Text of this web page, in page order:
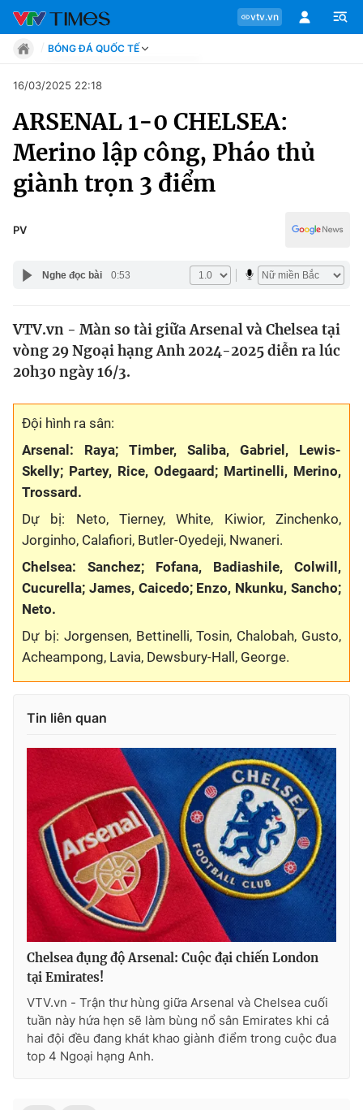
vtv.vn
Chuyên mục
Tin tức
Sự kiện
Bóng đá
Thể thao Điện tử
Các môn khác
VIDEO
Bên lề
BÓNG ĐÁ QUỐC TẾ
Move
Phong cách
Sự kiện
Bóng đá
Thể thao điện tử
16/03/2025 22:18
ARSENAL 1-0 CHELSEA:
Merino lập công, Pháo thủ
giành trọn 3 điểm
PV
Nghe đọc bài 0:53
VTV.vn - Màn so tài giữa Arsenal và Chelsea tại
vòng 29 Ngoại hạng Anh 2024-2025 diễn ra lúc
20h30 ngày 16/3.
Đội hình ra sân:
Arsenal: Raya; Timber, Saliba, Gabriel, Lewis-
Skelly; Partey, Rice, Odegaard; Martinelli, Merino,
Trossard.
Dự bị: Neto, Tierney, White, Kiwior, Zinchenko,
Jorginho, Calafiori, Butler-Oyedeji, Nwaneri.
Chelsea: Sanchez; Fofana, Badiashile, Colwill,
Cucurella; James, Caicedo; Enzo, Nkunku, Sancho;
Neto.
Dự bị: Jorgensen, Bettinelli, Tosin, Chalobah, Gusto,
Acheampong, Lavia, Dewsbury-Hall, George.
Tin liên quan
Chelsea đụng độ Arsenal: Cuộc đại chiến London
tại Emirates!
VTV.vn - Trận thư hùng giữa Arsenal và Chelsea cuối
tuần này hứa hẹn sẽ làm bùng nổ sân Emirates khi cả
hai đội đều đang khát khao giành điểm trong cuộc đua
top 4 Ngoại hạng Anh.